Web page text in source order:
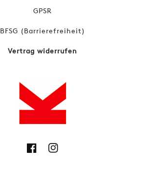
GPSR
BFSG (Barrierefreiheit)
Vertrag widerrufen
FacebookInstagram